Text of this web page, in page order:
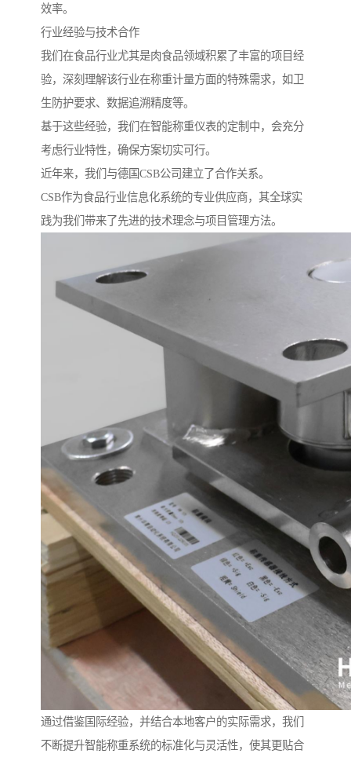
效率。
行业经验与技术合作
我们在食品行业尤其是肉食品领域积累了丰富的项目经
验，深刻理解该行业在称重计量方面的特殊需求，如卫
生防护要求、数据追溯精度等。
基于这些经验，我们在智能称重仪表的定制中，会充分
考虑行业特性，确保方案切实可行。
近年来，我们与德国CSB公司建立了合作关系。
CSB作为食品行业信息化系统的专业供应商，其全球实
践为我们带来了先进的技术理念与项目管理方法。
通过借鉴国际经验，并结合本地客户的实际需求，我们
不断提升智能称重系统的标准化与灵活性，使其更贴合